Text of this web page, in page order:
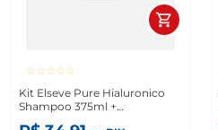
☆☆☆☆☆
Kit Elseve Pure Hialuronico
Shampoo 375ml +
Condicionador 170ml